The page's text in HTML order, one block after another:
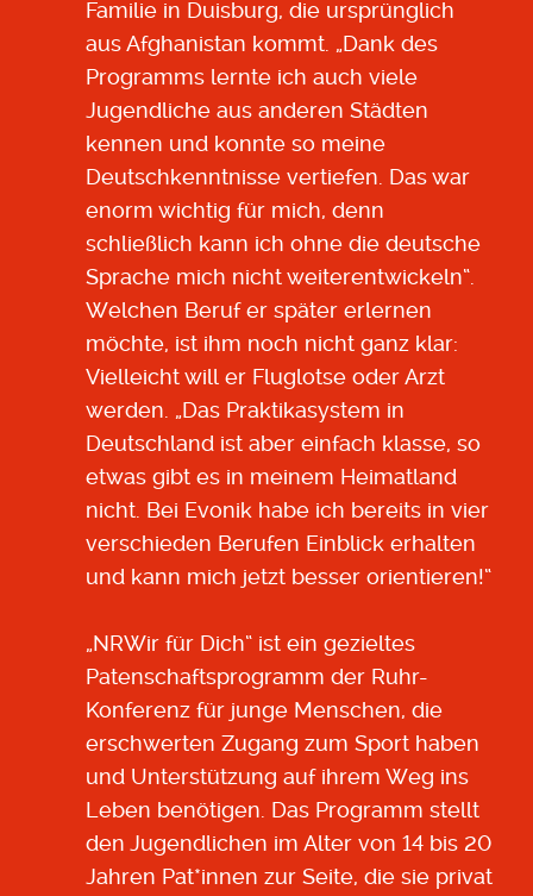
Familie in Duisburg, die ursprünglich
aus Afghanistan kommt. „Dank des
Programms lernte ich auch viele
Jugendliche aus anderen Städten
kennen und konnte so meine
Deutschkenntnisse vertiefen. Das war
enorm wichtig für mich, denn
schließlich kann ich ohne die deutsche
Sprache mich nicht weiterentwickeln“.
Welchen Beruf er später erlernen
möchte, ist ihm noch nicht ganz klar:
Vielleicht will er Fluglotse oder Arzt
werden. „Das Praktikasystem in
Deutschland ist aber einfach klasse, so
etwas gibt es in meinem Heimatland
nicht. Bei Evonik habe ich bereits in vier
verschieden Berufen Einblick erhalten
und kann mich jetzt besser orientieren!“
„NRWir für Dich“ ist ein gezieltes
Patenschaftsprogramm der Ruhr-
Konferenz für junge Menschen, die
erschwerten Zugang zum Sport haben
und Unterstützung auf ihrem Weg ins
Leben benötigen. Das Programm stellt
den Jugendlichen im Alter von 14 bis 20
Jahren Pat*innen zur Seite, die sie privat